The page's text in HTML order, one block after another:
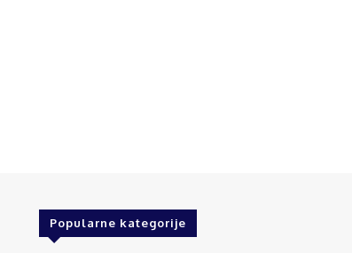
Popularne kategorije